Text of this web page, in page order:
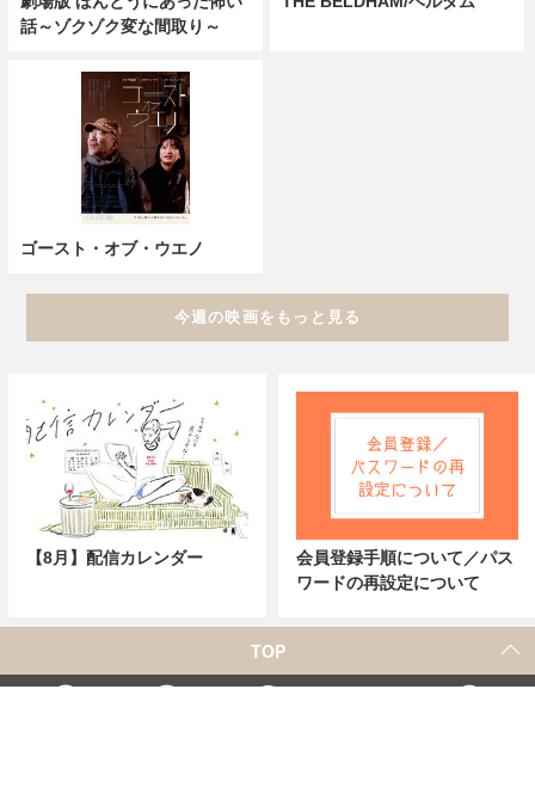
話～ゾクゾク変な間取り～
ゴースト・オブ・ウエノ
今週の映画をもっと見る
【8月】配信カレンダー
会員登録手順について／パス
ワードの再設定について
TOP